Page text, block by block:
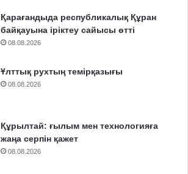
Қарағандыда республикалық Құран
байқауына іріктеу сайысы өтті
08.08.2026
Ұлттық рухтың темірқазығы
08.08.2026
Құрылтай: ғылым мен технологияға
жаңа серпін қажет
08.08.2026